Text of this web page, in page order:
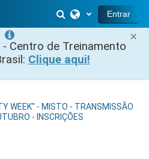
×
Centro de Treinamento
Clique aqui!
Selector de
Entrar
WEEK" - MISTO - TRANSMISSÃO
- INSCRIÇÕES